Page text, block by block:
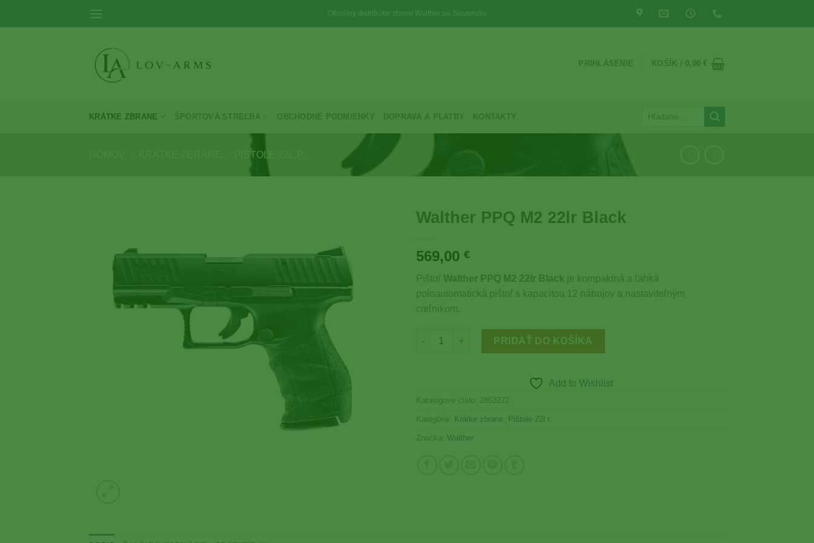
Oficiálny distribútor zbraní Walther na Slovensku
PRIHLÁSENIE KOŠÍK / 0,00 €
KRÁTKE ZBRANE ŠPORTOVÁ STREĽBA OBCHODNÉ PODMIENKY DOPRAVA A PLATBY KONTAKTY
Hľadať:
PIŠTOLE 22L.R.
Walther PPQ M2 22lr Black
569,00 €
Pištoľ Walther PPQ M2 22lr Black je kompaktná a ľahká
poloautomatická pištoľ s kapacitou 12 nábojov a nastaviteľným
cieľnikom.
množstvo Walther PPQ M2 22lr Black
PRIDAŤ DO KOŠÍKA
Add to Wishlist
Katalógové číslo: 2853272
Kategórie: Krátke zbrane Pištole 22l.r.
Značka: Walther